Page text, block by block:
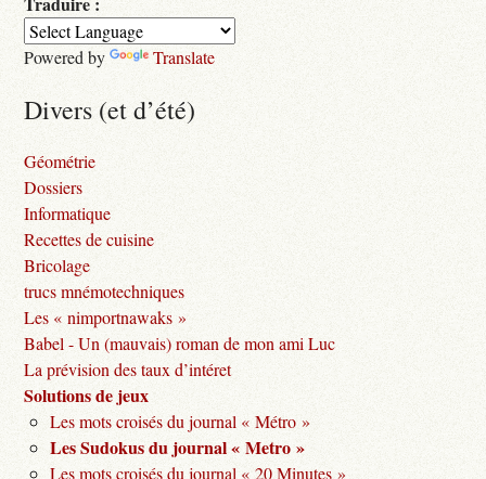
Powered by Translate
Divers (et d’été)
Géométrie
Dossiers
Informatique
Recettes de cuisine
Bricolage
trucs mnémotechniques
Les « nimportnawaks »
Babel - Un (mauvais) roman de mon ami Luc
La prévision des taux d’intéret
Solutions de jeux
Les mots croisés du journal « Métro »
Les Sudokus du journal « Metro »
Les mots croisés du journal « 20 Minutes »